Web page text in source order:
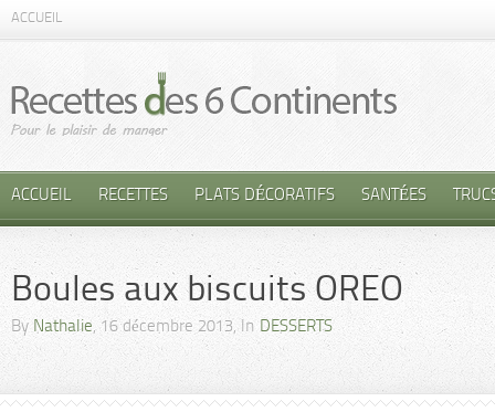
ACCUEIL
ACCUEIL RECETTES PLATS DÉCORATIFS SANTÉES
Boules aux biscuits OREO
By Nathalie, 16 décembre 2013, In DESSERTS